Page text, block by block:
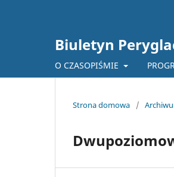
Biuletyn
O CZASOPIŚMIE
Strona domowa /